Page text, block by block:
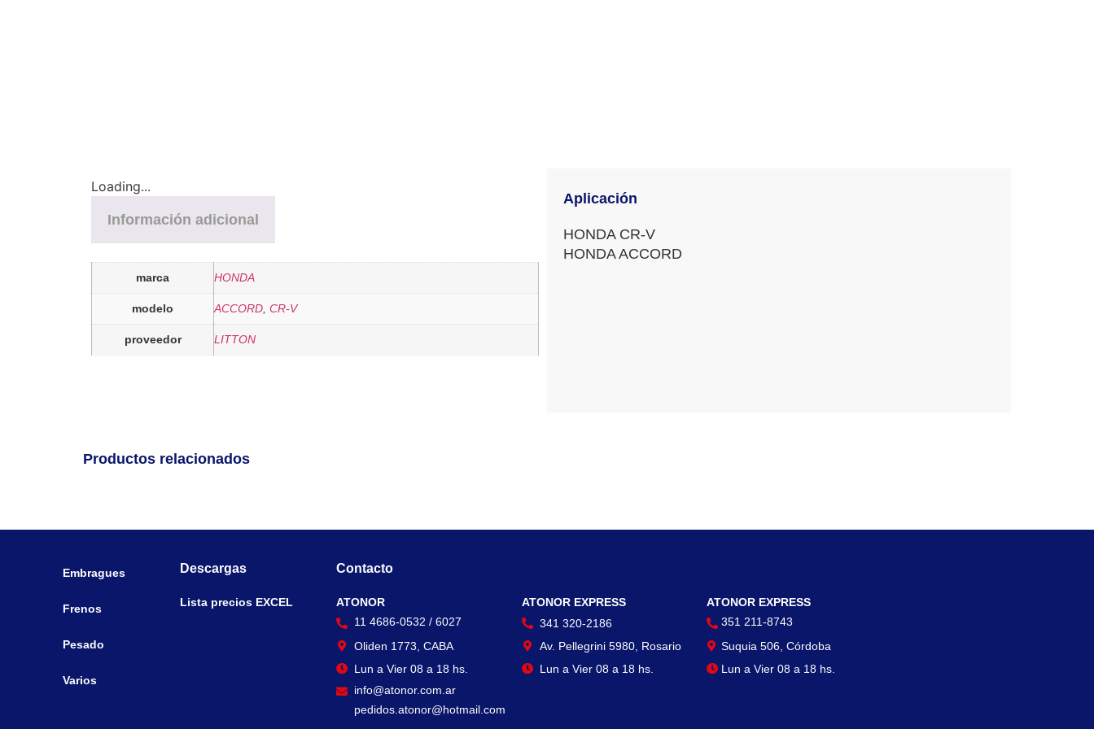
Loading...
Información adicional
marca HONDA
modelo ACCORD CR-V
proveedor LITTON
Aplicación
HONDA CR-V
HONDA ACCORD
Productos relacionados
Embragues
Frenos
Pesado
Varios
Descargas
Lista precios EXCEL
Contacto
ATONOR
11 4686-0532 / 6027
Oliden 1773, CABA
Lun a Vier 08 a 18 hs.
info@atonor.com.ar
pedidos.atonor@hotmail.com
ATONOR EXPRESS
341 320-2186
Av. Pellegrini 5980, Rosario
Lun a Vier 08 a 18 hs.
ATONOR EXPRESS
351 211-8743
Suquia 506, Córdoba
Lun a Vier 08 a 18 hs.